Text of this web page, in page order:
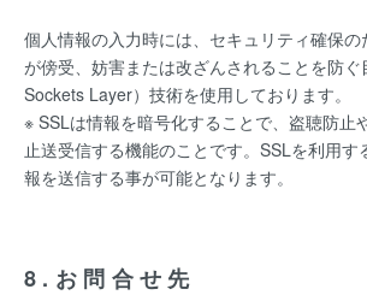
個人情報の入力時には、セキュリティ確保
が傍受、妨害または改ざんされることを防
Sockets Layer）技術を使用しております。
※ SSLは情報を暗号化することで、盗聴防止
止送受信する機能のことです。SSLを利用す
報を送信する事が可能となります。
8.お問合せ先